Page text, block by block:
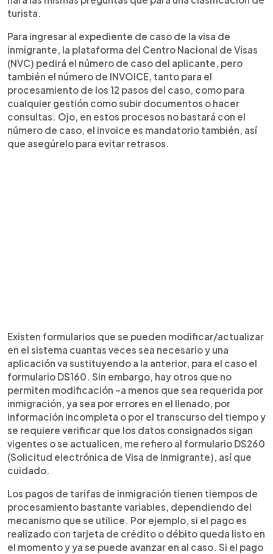
turista.
Para ingresar al expediente de caso de la visa de
inmigrante, la plataforma del Centro Nacional de Visas
(NVC) pedirá el número de caso del aplicante, pero
también el número de INVOICE, tanto para el
procesamiento de los 12 pasos del caso, como para
cualquier gestión como subir documentos o hacer
consultas. Ojo, en estos procesos no bastará con el
número de caso, el invoice es mandatorio también, así
que asegúrelo para evitar retrasos.
Existen formularios que se pueden modificar/actualizar
en el sistema cuantas veces sea necesario y una
aplicación va sustituyendo a la anterior, para el caso el
formulario DS160. Sin embargo, hay otros que no
permiten modificación –a menos que sea requerida por
inmigración, ya sea por errores en el llenado, por
información incompleta o por el transcurso del tiempo y
se requiere verificar que los datos consignados sigan
vigentes o se actualicen, me refiero al formulario DS260
(Solicitud electrónica de Visa de Inmigrante), así que
cuidado.
Los pagos de tarifas de inmigración tienen tiempos de
procesamiento bastante variables, dependiendo del
mecanismo que se utilice. Por ejemplo, si el pago es
realizado con tarjeta de crédito o débito queda listo en
el momento y ya se puede avanzar en al caso. Si el pago